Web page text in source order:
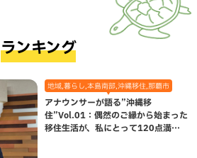
ランキング
地域,暮らし,本島南部,沖縄移住,那覇市
アナウンサーが語る”沖縄移
住”Vol.01：偶然のご縁から始まった
移住生活が、私にとって120点満点